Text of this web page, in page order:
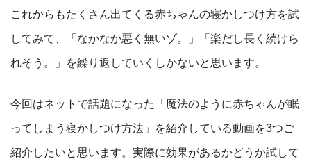
これからもたくさん出てくる赤ちゃんの寝かしつけ方を試
してみて、「なかなか悪く無いゾ。」「楽だし長く続けら
れそう。」を繰り返していくしかないと思います。
今回はネットで話題になった「魔法のように赤ちゃんが眠
ってしまう寝かしつけ方法」を紹介している動画を3つご
紹介したいと思います。実際に効果があるかどうか試して